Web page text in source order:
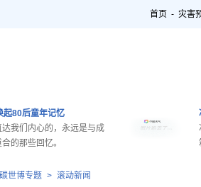
首页 - 灾害
起80后童年记忆
达我们内心的，永远是与成
的那些回忆。
世博专题 > 滚动新闻